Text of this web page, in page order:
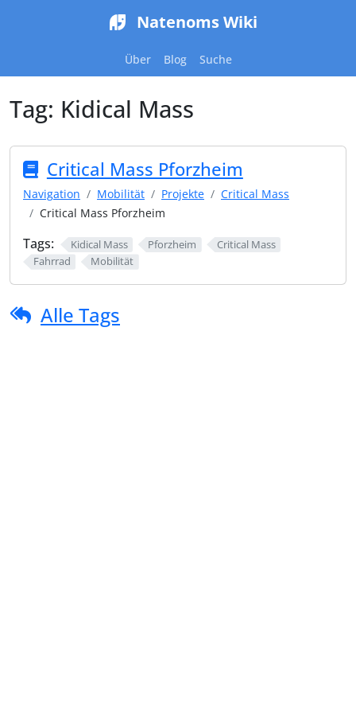
Natenoms Wiki
Über Blog Suche
Tag: Kidical Mass
Critical Mass Pforzheim
Navigation Mobilität Projekte
Critical Mass
Critical Mass Pforzheim
Tags: Kidical Mass Pforzheim
Critical Mass
Fahrrad
Mobilität
Alle Tags